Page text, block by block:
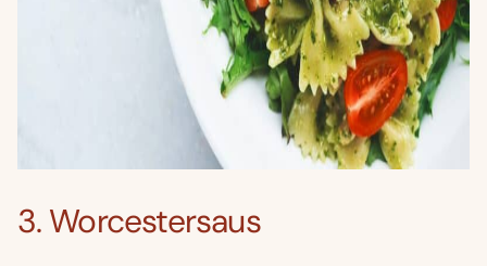
3. Worcestersaus